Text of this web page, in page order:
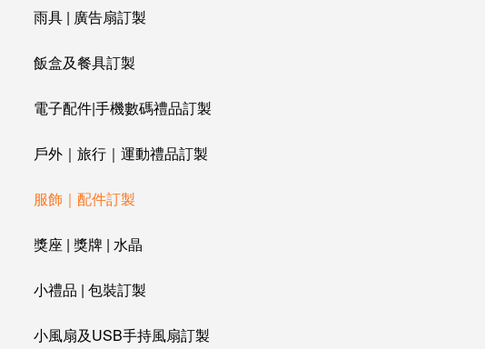
雨具 | 廣告扇訂製
飯盒及餐具訂製
電子配件|手機數碼禮品訂製
戶外｜旅行｜運動禮品訂製
服飾｜配件訂製
獎座 | 獎牌 | 水晶
小禮品 | 包裝訂製
小風扇及USB手持風扇訂製